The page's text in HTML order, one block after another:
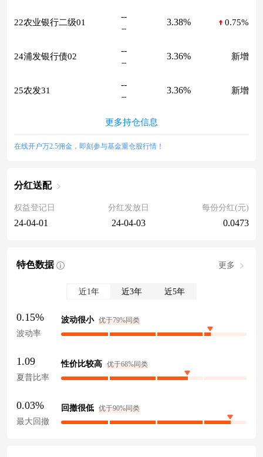
22农业银行二级01
--
--
3.38% 0.75%
24浦发银行债02
--
--
3.36% 新增
25农发31
--
--
3.36% 新增
更多持仓信息
在线开户万2.5佣金，即刻参与基金重仓股行情！
分红送配
权益登记日
24-04-01
分红发放日
24-04-03
每份分红(元)
0.0473
特色数据 更多
近1年 近3年 近5年
0.15%
波动率
波动很小 优于79%同类
1.09
夏普比率
性价比较高 优于68%同类
0.03%
最大回撤
回撤很低 优于90%同类